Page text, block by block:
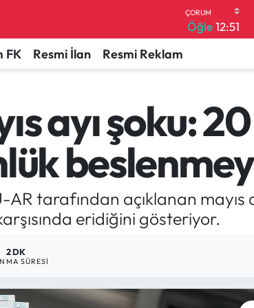
Öğle12:51
FK Resmi İlan Resmi Reklam
ayı şoku:
tarafından açıklanan mayıs
eridiğini gösteriyor.
2 DK
SÜRESI